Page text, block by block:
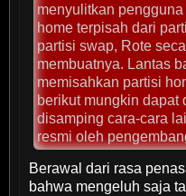
menyulitkan
home terpisah dari
partisi swap, Rote
membuatnya. Lantas
memisahkan partisi
berikut mungkin dapat
disamping cara-cara
resmi oleh
Berawal dari rasa
bahwa mengeluh saja